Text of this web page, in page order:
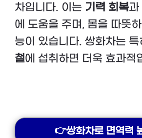
차입니다. 이는 기력 회복과
에 도움을 주며, 몸을 따뜻
능이 있습니다. 쌍화차는 특
철에 섭취하면 더욱 효과적
👉쌍화차로 면역력